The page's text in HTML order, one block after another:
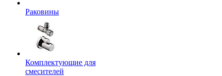
Раковины
Комплектующие для
смесителей